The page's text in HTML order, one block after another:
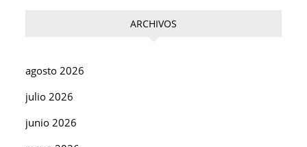
ARCHIVOS
agosto 2026
julio 2026
junio 2026